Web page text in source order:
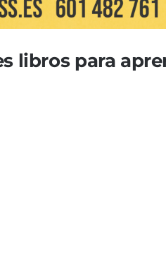
libros para